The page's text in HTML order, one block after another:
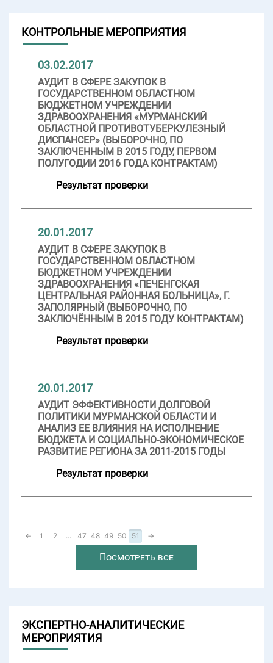
КОНТРОЛЬНЫЕ МЕРОПРИЯТИЯ
03.02.2017
АУДИТ В СФЕРЕ ЗАКУПОК В
ГОСУДАРСТВЕННОМ ОБЛАСТНОМ
БЮДЖЕТНОМ УЧРЕЖДЕНИИ
ЗДРАВООХРАНЕНИЯ «МУРМАНСКИЙ
ОБЛАСТНОЙ ПРОТИВОТУБЕРКУЛЕЗНЫЙ
ДИСПАНСЕР» (ВЫБОРОЧНО, ПО
ЗАКЛЮЧЕННЫМ В 2015 ГОДУ, ПЕРВОМ
ПОЛУГОДИИ 2016 ГОДА КОНТРАКТАМ)
Результат проверки
20.01.2017
АУДИТ В СФЕРЕ ЗАКУПОК В
ГОСУДАРСТВЕННОМ ОБЛАСТНОМ
БЮДЖЕТНОМ УЧРЕЖДЕНИИ
ЗДРАВООХРАНЕНИЯ «ПЕЧЕНГСКАЯ
ЦЕНТРАЛЬНАЯ РАЙОННАЯ БОЛЬНИЦА», Г.
ЗАПОЛЯРНЫЙ (ВЫБОРОЧНО, ПО
ЗАКЛЮЧЁННЫМ В 2015 ГОДУ КОНТРАКТАМ)
Результат проверки
20.01.2017
АУДИТ ЭФФЕКТИВНОСТИ ДОЛГОВОЙ
ПОЛИТИКИ МУРМАНСКОЙ ОБЛАСТИ И
АНАЛИЗ ЕЕ ВЛИЯНИЯ НА ИСПОЛНЕНИЕ
БЮДЖЕТА И СОЦИАЛЬНО-ЭКОНОМИЧЕСКОЕ
РАЗВИТИЕ РЕГИОНА ЗА 2011-2015 ГОДЫ
Результат проверки
← 1 2 ... 47 48 49 50 51 →
Посмотреть все
ЭКСПЕРТНО-АНАЛИТИЧЕСКИЕ
МЕРОПРИЯТИЯ